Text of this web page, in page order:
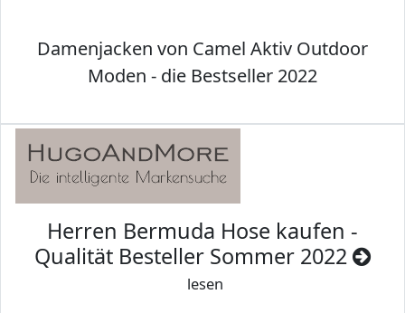
Damenjacken von Camel Aktiv Outdoor
Moden - die Bestseller 2022
Herren Bermuda Hose kaufen -
Qualität Besteller Sommer 2022
lesen